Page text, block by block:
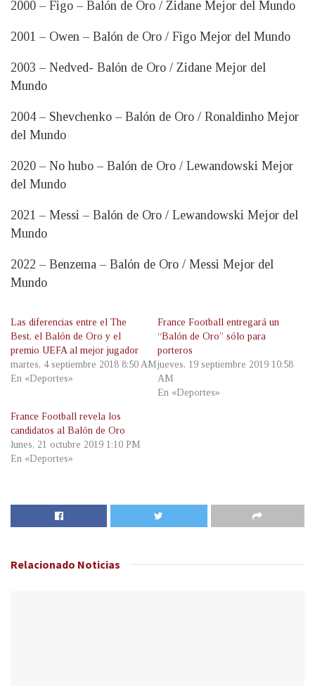
2000 – Figo – Balón de Oro / Zidane Mejor del Mundo
2001 – Owen – Balón de Oro / Figo Mejor del Mundo
2003 – Nedved- Balón de Oro / Zidane Mejor del
Mundo
2004 – Shevchenko – Balón de Oro / Ronaldinho Mejor
del Mundo
2020 – No hubo – Balón de Oro / Lewandowski Mejor
del Mundo
2021 – Messi – Balón de Oro / Lewandowski Mejor del
Mundo
2022 – Benzema – Balón de Oro / Messi Mejor del
Mundo
Las diferencias entre el The
Best, el Balón de Oro y el
premio UEFA al mejor jugador
martes, 4 septiembre 2018 8:50 AM
En «Deportes»
France Football entregará un
“Balón de Oro” sólo para
porteros
jueves, 19 septiembre 2019 10:58
AM
En «Deportes»
France Football revela los
candidatos al Balón de Oro
lunes, 21 octubre 2019 1:10 PM
En «Deportes»
Relacionado Noticias